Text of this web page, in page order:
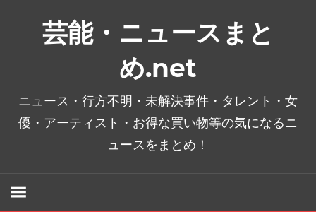
芸能・ニュースまと
め.net
ニュース・行方不明・未解決事件・タレント・女
優・アーティスト・お得な買い物等の気になるニ
ュースをまとめ！